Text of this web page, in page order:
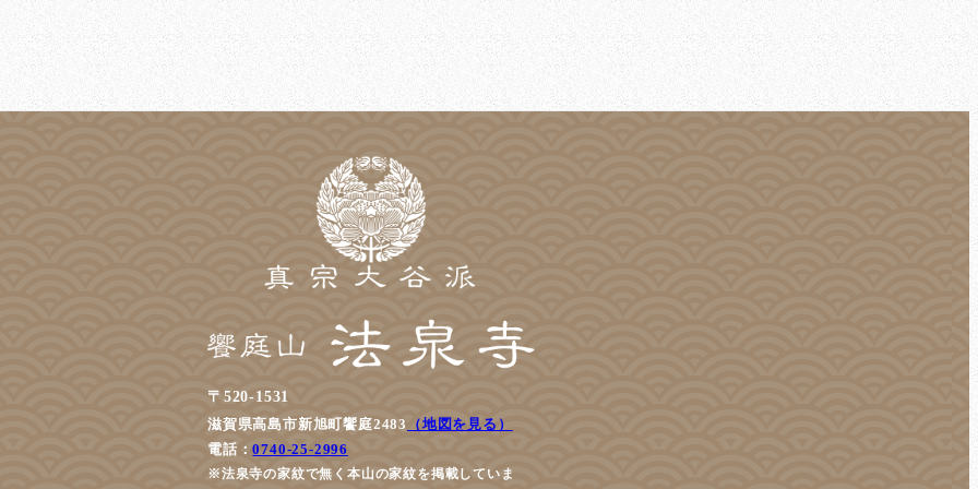
〒520-1531
滋賀県高島市新旭町饗庭2483
（地図を見る）
電話：0740-25-2996
※法泉寺の家紋で無く本山の家紋を掲載していま